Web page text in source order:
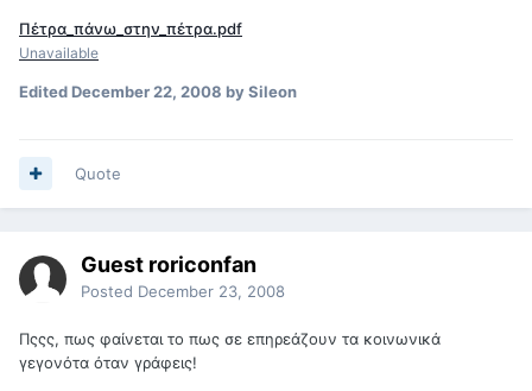
Πέτρα_πάνω_στην_πέτρα.pdf
Unavailable
EditedDecember 22, 2008 by Sileon
Quote
Guest roriconfan
Posted December 23, 2008
Πςςς, πως φαίνεται το πως σε επηρεάζουν τα κοινωνικά
γεγονότα όταν γράφεις!